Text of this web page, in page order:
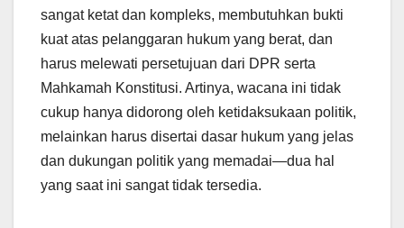
sangat ketat dan kompleks, membutuhkan bukti
kuat atas pelanggaran hukum yang berat, dan
harus melewati persetujuan dari DPR serta
Mahkamah Konstitusi. Artinya, wacana ini tidak
cukup hanya didorong oleh ketidaksukaan politik,
melainkan harus disertai dasar hukum yang jelas
dan dukungan politik yang memadai—dua hal
yang saat ini sangat tidak tersedia.